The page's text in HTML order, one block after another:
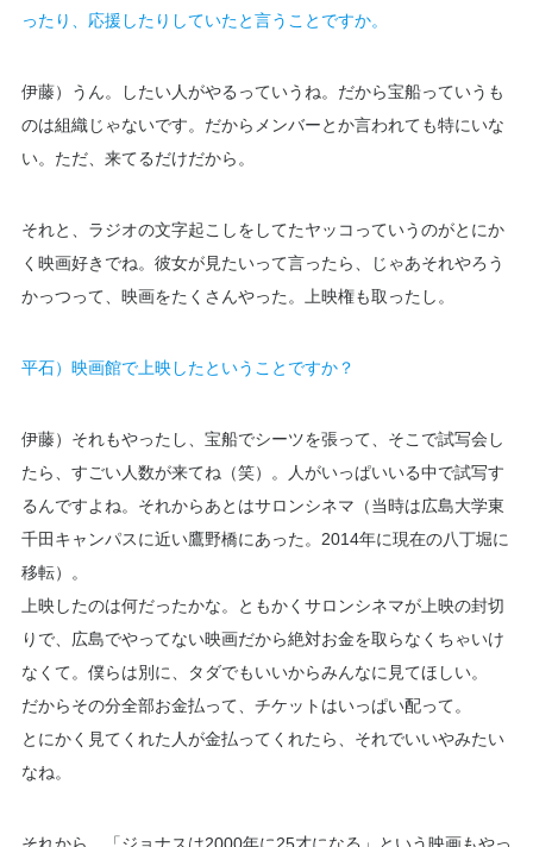
ったり、応援したりしていたと言うことですか。
伊藤）うん。したい人がやるっていうね。だから宝船っていうも
のは組織じゃないです。だからメンバーとか言われても特にいな
い。ただ、来てるだけだから。
それと、ラジオの文字起こしをしてたヤッコっていうのがとにか
く映画好きでね。彼女が見たいって言ったら、じゃあそれやろう
かっつって、映画をたくさんやった。上映権も取ったし。
平石）映画館で上映したということですか？
伊藤）それもやったし、宝船でシーツを張って、そこで試写会し
たら、すごい人数が来てね（笑）。人がいっぱいいる中で試写す
るんですよね。それからあとはサロンシネマ（当時は広島大学東
千田キャンパスに近い鷹野橋にあった。2014年に現在の八丁堀に
移転）。
上映したのは何だったかな。ともかくサロンシネマが上映の封切
りで、広島でやってない映画だから絶対お金を取らなくちゃいけ
なくて。僕らは別に、タダでもいいからみんなに見てほしい。
だからその分全部お金払って、チケットはいっぱい配って。
とにかく見てくれた人が金払ってくれたら、それでいいやみたい
なね。